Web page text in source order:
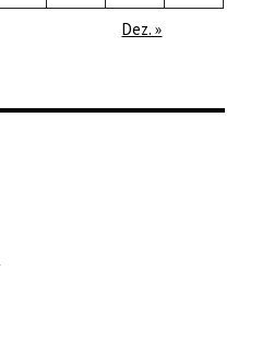
Dez. »